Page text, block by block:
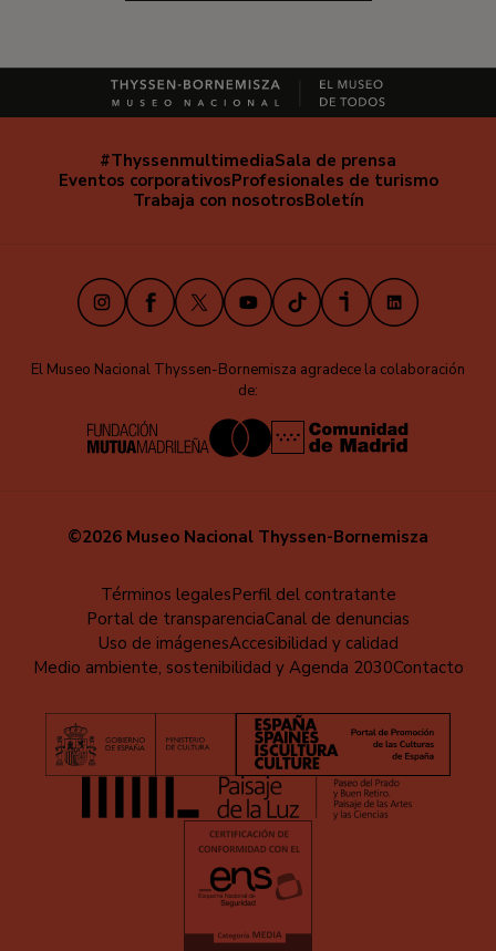
Navegación
secundaria
#ThyssenmultimediaSala de prensa
Eventos corporativosProfesionales de turismo
Trabaja con nosotrosBoletín
InstagramFacebook
X YoutubeTikTokiVooxLinkedIn
El Museo Nacional Thyssen-Bornemisza agradece la colaboración
de:
©2026 Museo Nacional Thyssen-Bornemisza
pie
Términos legalesPerfil del contratante
Portal de transparenciaCanal de denuncias
Uso de imágenesAccesibilidad y calidad
Medio ambiente, sostenibilidad y Agenda 2030Contacto